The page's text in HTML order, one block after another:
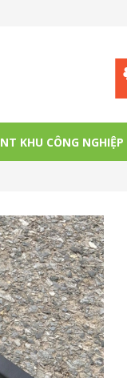
NT KHU CÔNG NGHIỆP